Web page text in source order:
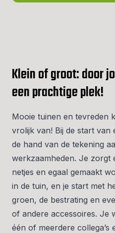
Klein of groot: door
een prachtige plek!
Mooie tuinen en tevreden
vrolijk van! Bij de start van
de hand van de tekening
werkzaamheden. Je zorgt
netjes en egaal gemaakt
in de tuin, en je start met
groen, de bestrating en
of andere accessoires. Je
één of meerdere collega’s